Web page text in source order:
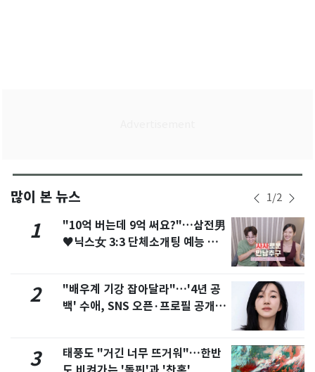
많이 본 뉴스 1/2
1
"10억 버는데 9억 써요?"…삼전男
♥닉스女 3:3 단체소개팅 예능 화
2
"배우계 기강 잡아달라"…'4년 공
백' 수애, SNS 오픈·프로필 공개
3
태풍도 "거긴 너무 뜨거워"…한반